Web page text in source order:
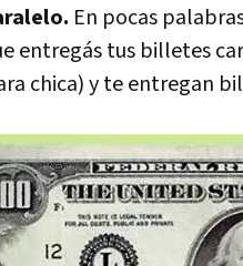
En pocas
entregás tus billetes
chica) y te entregan